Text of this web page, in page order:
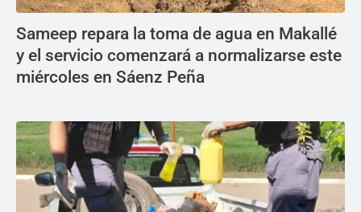
Sameep repara la toma de agua en Makallé
y el servicio comenzará a normalizarse este
miércoles en Sáenz Peña